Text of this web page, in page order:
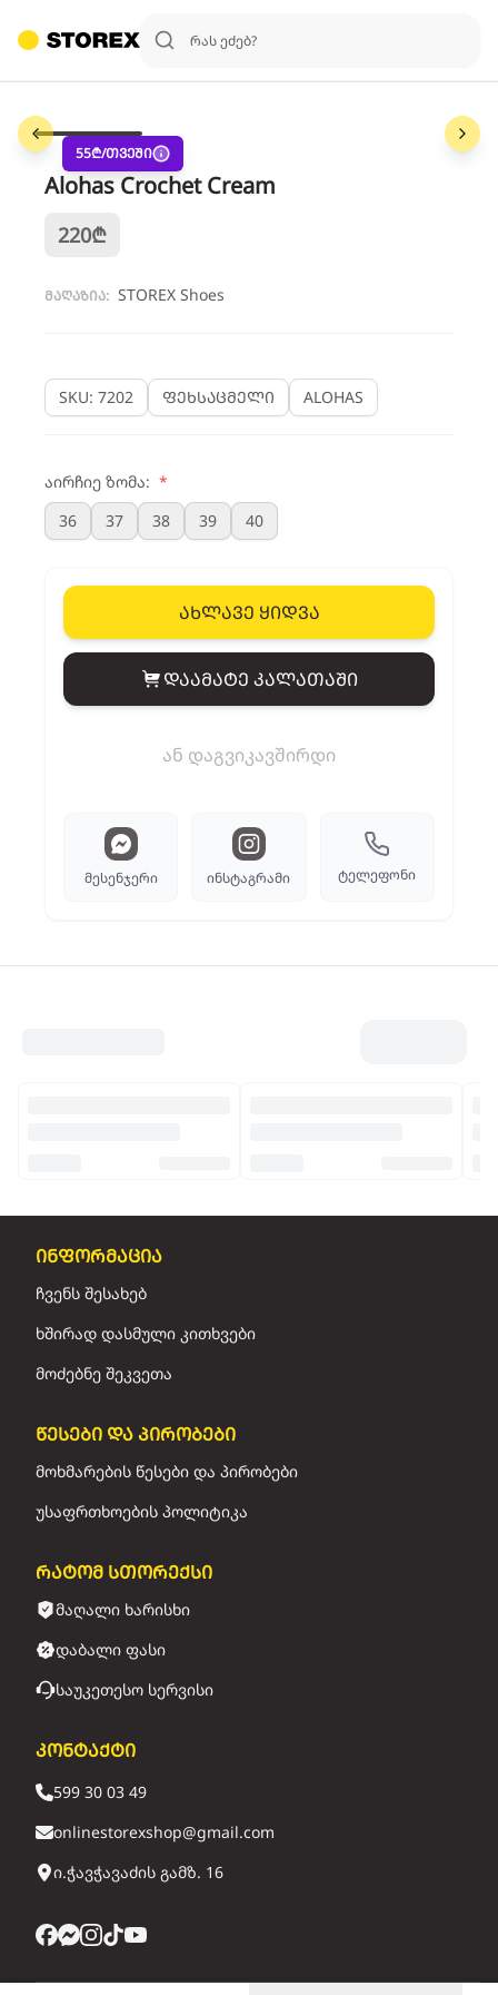
55₾/თვეში
Alohas Crochet Cream
220₾
მაღაზია: STOREX Shoes
SKU: 7202 ფეხსაცმელი ALOHAS
აირჩიე ზომა: *
36
37 38 39 40
ახლავე ყიდვა
View cart
დაამატე კალათაში
ან დაგვიკავშირდი
მესენჯერი ინსტაგრამი ტელეფონი
ინფორმაცია
ჩვენს შესახებ
ხშირად დასმული კითხვები
მოძებნე შეკვეთა
წესები და პირობები
მოხმარების წესები და პირობები
უსაფრთხოების პოლიტიკა
რატომ სთორექსი
მაღალი ხარისხი
დაბალი ფასი
საუკეთესო სერვისი
კონტაქტი
599 30 03 49
onlinestorexshop@gmail.com
ი.ჭავჭავაძის გამზ. 16